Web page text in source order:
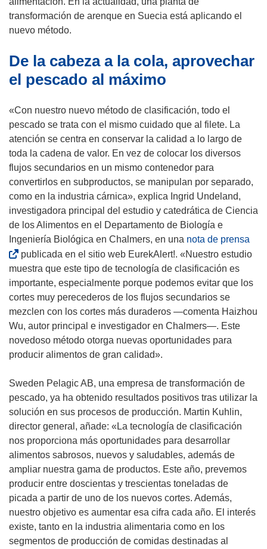
n
a
u
v
v
e
n
t
a
n
a
)
transformación de arenque en Suecia está aplicando el
nuevo método.
De la cabeza a la cola, aprovechar
el pescado al máximo
«Con nuestro nuevo método de clasificación, todo el
pescado se trata con el mismo cuidado que al filete. La
atención se centra en conservar la calidad a lo largo de
toda la cadena de valor. En vez de colocar los diversos
flujos secundarios en un mismo contenedor para
convertirlos en subproductos, se manipulan por separado,
como en la industria cárnica», explica Ingrid Undeland,
investigadora principal del estudio y catedrática de Ciencia
de los Alimentos en el Departamento de Biología e
Ingeniería Biológica en Chalmers, en una nota de prensa
s
a
r
u
v
publicada en el sitio web EurekAlert!. «Nuestro estudio
muestra que este tipo de tecnología de clasificación es
importante, especialmente porque podemos evitar que los
cortes muy perecederos de los flujos secundarios se
mezclen con los cortes más duraderos —comenta Haizhou
Wu, autor principal e investigador en Chalmers—. Este
novedoso método otorga nuevas oportunidades para
producir alimentos de gran calidad».
Sweden Pelagic AB, una empresa de transformación de
pescado, ya ha obtenido resultados positivos tras utilizar la
solución en sus procesos de producción. Martin Kuhlin,
director general, añade: «La tecnología de clasificación
nos proporciona más oportunidades para desarrollar
alimentos sabrosos, nuevos y saludables, además de
ampliar nuestra gama de productos. Este año, prevemos
producir entre doscientas y trescientas toneladas de
picada a partir de uno de los nuevos cortes. Además,
nuestro objetivo es aumentar esa cifra cada año. El interés
existe, tanto en la industria alimentaria como en los
segmentos de producción de comidas destinadas al